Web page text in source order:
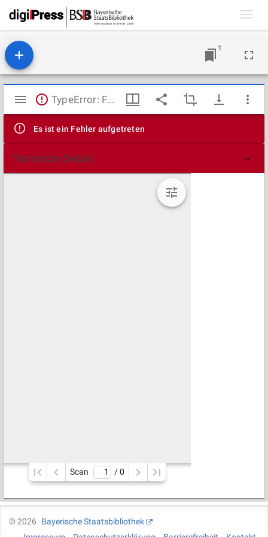
1
Mirador
Viewer
TypeError: Failed to fetch
Es ist ein Fehler aufgetreten
Technische Details
Scan / 0
©2026
Bayerische Staatsbibliothek